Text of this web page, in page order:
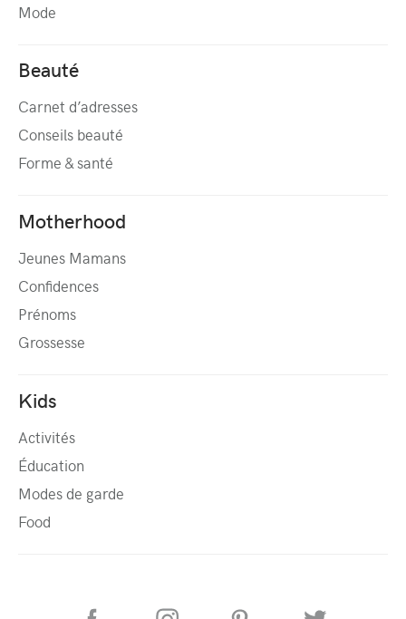
Mode
Beauté
Carnet d’adresses
Conseils beauté
Forme & santé
Motherhood
Jeunes Mamans
Confidences
Prénoms
Grossesse
Kids
Activités
Éducation
Modes de garde
Food